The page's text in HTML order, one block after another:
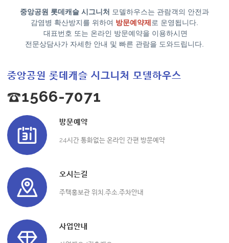
중앙공원 롯데캐슬 시그니처 모델하우스는 관람객의 안전과
감염병 확산방지를 위하여 방문예약제 로 운영됩니다.
대표번호 또는 온라인 방문예약을 이용하시면
전문상담사가 자세한 안내 및 빠른 관람을 도와드립니다.
중앙공원 롯데캐슬 시그니처 모델하우스
☎1566-7071
방문예약
24시간 통화없는 온라인 간편 방문예약
오시는길
주택홍보관 위치,주소,주차안내
사업안내